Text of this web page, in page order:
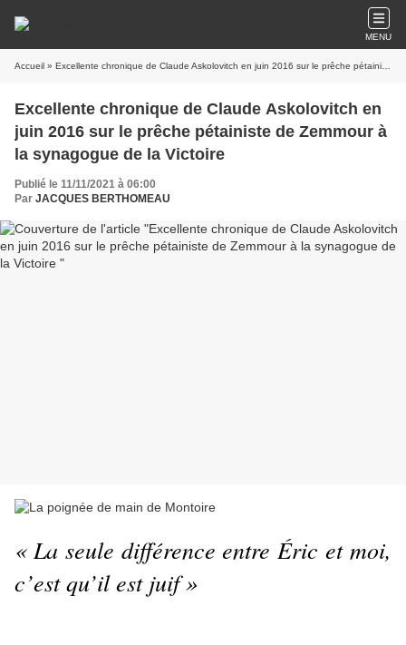
MENU
Accueil » Excellente chronique de Claude Askolovitch en juin 2016 sur le prêche pétainiste de Zemmour à la synagogue de la Victoire
Excellente chronique de Claude Askolovitch en
juin 2016 sur le prêche pétainiste de Zemmour à
la synagogue de la Victoire
Publié le 11/11/2021 à 06:00
Par JACQUES BERTHOMEAU
« La seule différence entre Éric et moi,
c’est qu’il est juif »